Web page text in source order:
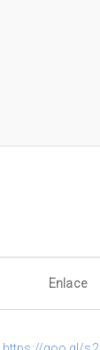
Enlace